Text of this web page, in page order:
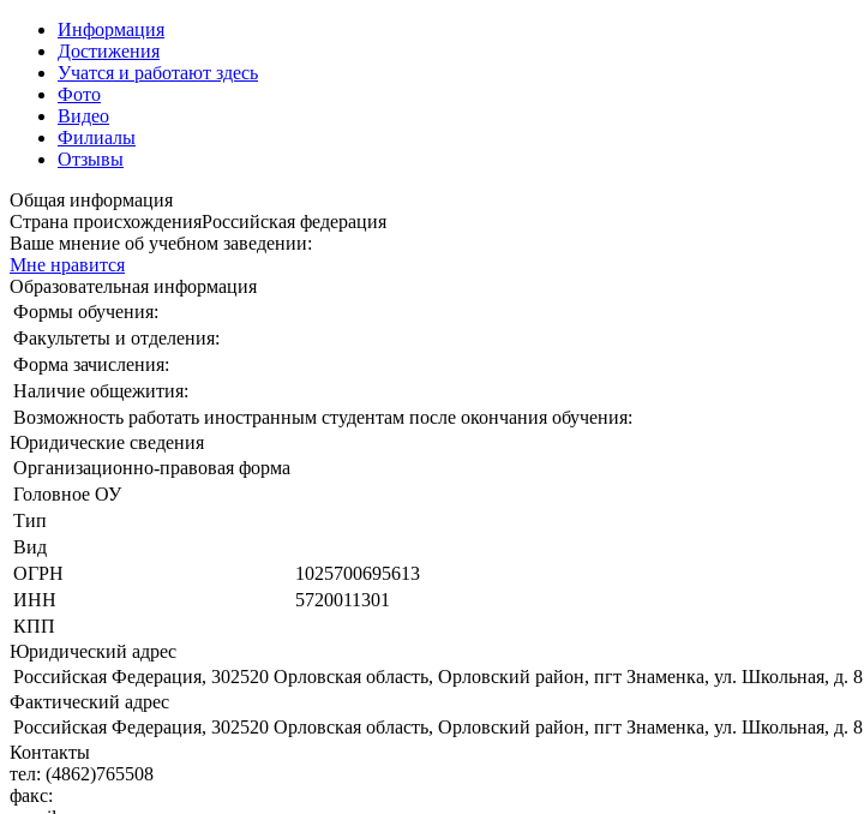
Информация
Достижения
Учатся и работают здесь
Фото
Видео
Филиалы
Отзывы
Общая информация
Страна происхожденияРоссийская федерация
Ваше мнение об учебном заведении:
Мне нравится
Образовательная информация
Формы обучения:
Факультеты и отделения:
Форма зачисления:
Наличие общежития:
Возможность работать иностранным студентам после окончания обучения:
Юридические сведения
Организационно-правовая форма
Головное ОУ
Тип
Вид
ОГРН
1025700695613
ИНН
5720011301
КПП
Юридический адрес
Российская Федерация, 302520 Орловская область, Орловский район, пгт Знаменка, ул. Школьная, д. 8
Фактический адрес
Российская Федерация, 302520 Орловская область, Орловский район, пгт Знаменка, ул. Школьная, д. 8
Контакты
тел: (4862)765508
факс: